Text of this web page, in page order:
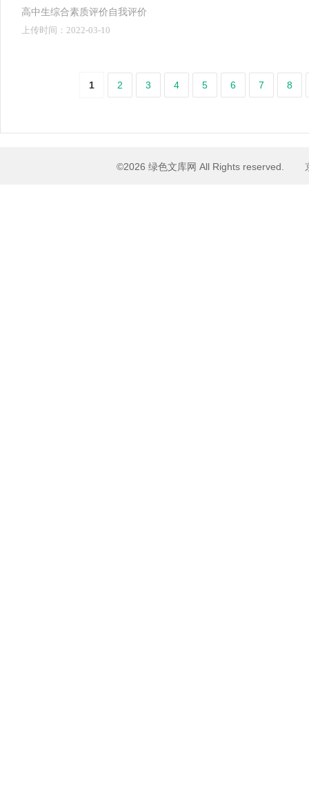
高中生综合素质评价自我评价
上传时间：2022-03-10
1 2 3 4 5 6 7 8
©2026 绿色文库网 All Rights reserved.